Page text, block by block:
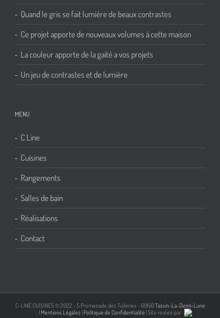
Quand le gris se fait lumière de beaux contrastes
Ce projet apporte de nouveaux volumes à cette maison
La couleur apporte de la gaité a vos projets
Un jeu de contrastes et de lumière
MENU
C Line
Cuisines
Rangements
Salles de bain
Réalisations
Contact
C-LINE CUISINES © 2022 - 5 Promenade des Tuileries - 69160Tassin-La-Demi-Lune
| Mentions Légales | Politique de Confidentialité | Site réalisé par